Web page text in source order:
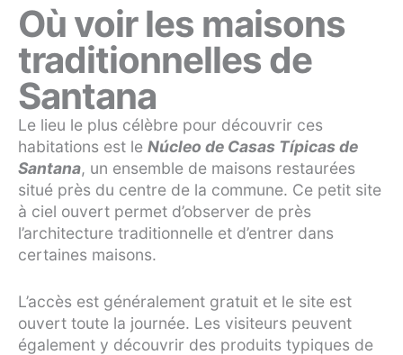
Où voir les maisons
traditionnelles de
Santana
Le lieu le plus célèbre pour découvrir ces
habitations est le Núcleo de Casas Típicas de
Santana, un ensemble de maisons restaurées
situé près du centre de la commune. Ce petit site
à ciel ouvert permet d’observer de près
l’architecture traditionnelle et d’entrer dans
certaines maisons.
L’accès est généralement gratuit et le site est
ouvert toute la journée. Les visiteurs peuvent
également y découvrir des produits typiques de